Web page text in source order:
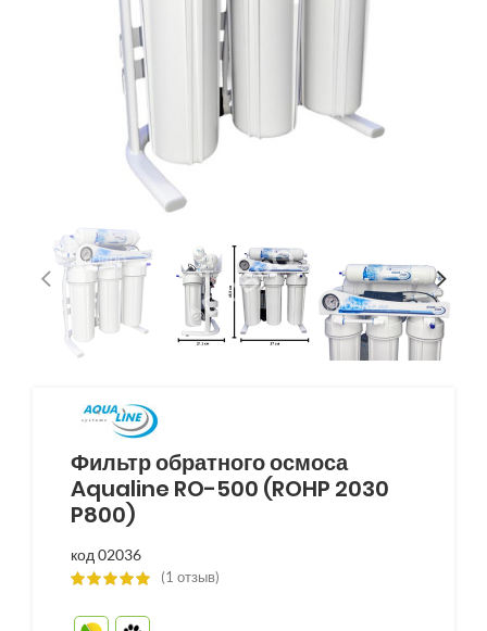
Фильтр обратного осмоса
Aqualine RO-500 (ROHP 2030
P800)
код 02036
(1 отзыв)